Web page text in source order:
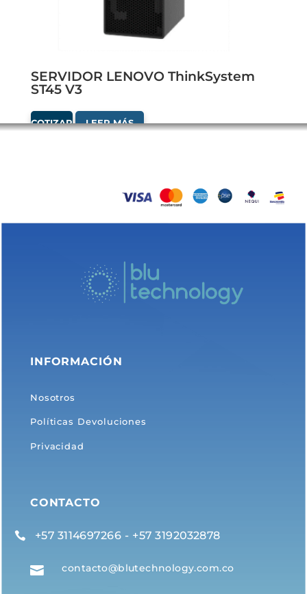
SERVIDOR LENOVO ThinkSystem
ST45 V3
COTIZAR LEER MÁS
INFORMACIÓN
Nosotros
Políticas Devoluciones
Privacidad
CONTACTO
 +57 3114697266 - +57 3192032878
 contacto@blutechnology.com.co